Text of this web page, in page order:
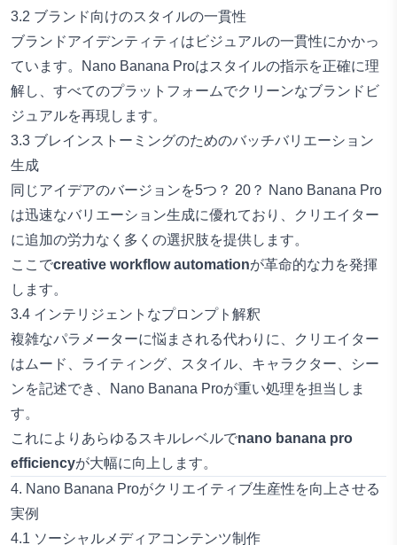
3.2 ブランド向けのスタイルの一貫性
ブランドアイデンティティはビジュアルの一貫性にかかっ
ています。Nano Banana Proはスタイルの指示を正確に理
解し、すべてのプラットフォームでクリーンなブランドビ
ジュアルを再現します。
3.3 ブレインストーミングのためのバッチバリエーション
生成
同じアイデアのバージョンを5つ？ 20？ Nano Banana Pro
は迅速なバリエーション生成に優れており、クリエイター
に追加の労力なく多くの選択肢を提供します。
ここでcreative workflow automationが革命的な力を発揮
します。
3.4 インテリジェントなプロンプト解釈
複雑なパラメーターに悩まされる代わりに、クリエイター
はムード、ライティング、スタイル、キャラクター、シー
ンを記述でき、Nano Banana Proが重い処理を担当しま
す。
これによりあらゆるスキルレベルでnano banana pro
efficiencyが大幅に向上します。
4. Nano Banana Proがクリエイティブ生産性を向上させる
実例
4.1 ソーシャルメディアコンテンツ制作